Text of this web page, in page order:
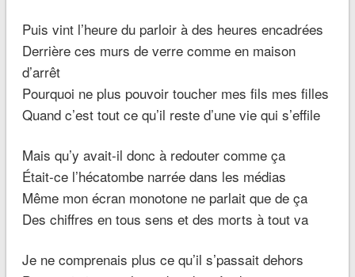
Puis vint l’heure du parloir à des heures encadrées
Derrière ces murs de verre comme en maison
d’arrêt
Pourquoi ne plus pouvoir toucher mes fils mes filles
Quand c’est tout ce qu’il reste d’une vie qui s’effile
Mais qu’y avait-il donc à redouter comme ça
Était-ce l’hécatombe narrée dans les médias
Même mon écran monotone ne parlait que de ça
Des chiffres en tous sens et des morts à tout va
Je ne comprenais plus ce qu’il s’passait dehors